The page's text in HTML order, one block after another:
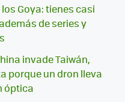
Goya: tienes casi
de series y
invade Taiwán,
porque un dron lleva
óptica